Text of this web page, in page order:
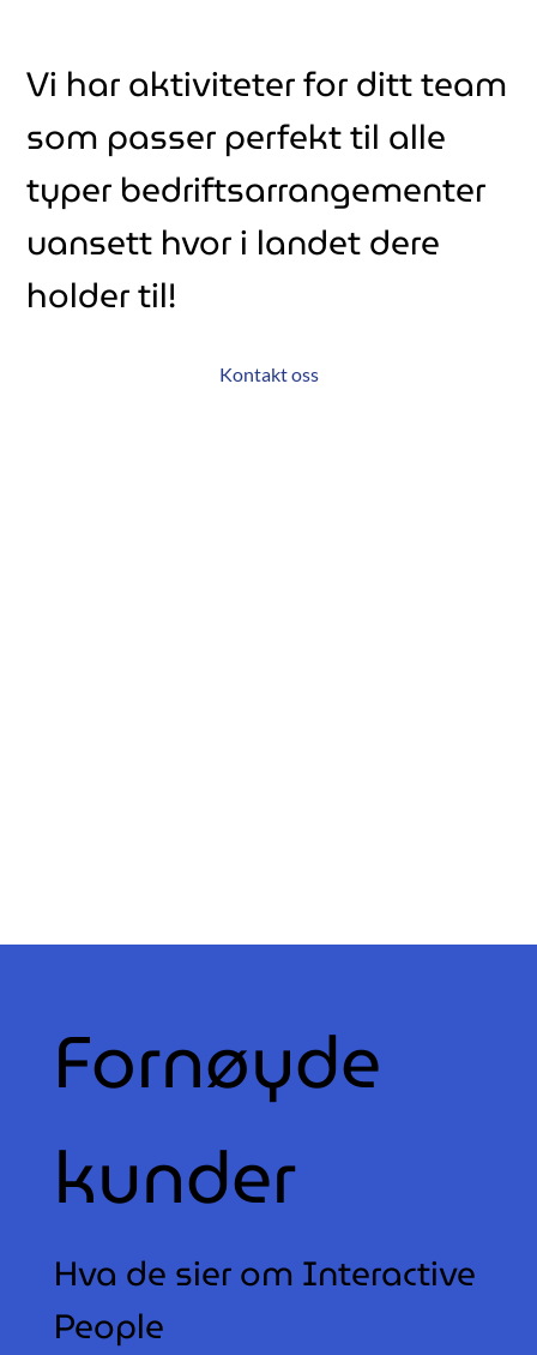
Vi har aktiviteter for ditt team
som passer perfekt til alle
typer bedriftsarrangementer
uansett hvor i landet dere
holder til!
Kontakt oss
Fornøyde
kunder
Hva de sier om Interactive
People